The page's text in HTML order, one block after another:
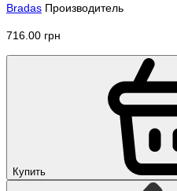
Bradas Производитель
716.00 грн
Купить